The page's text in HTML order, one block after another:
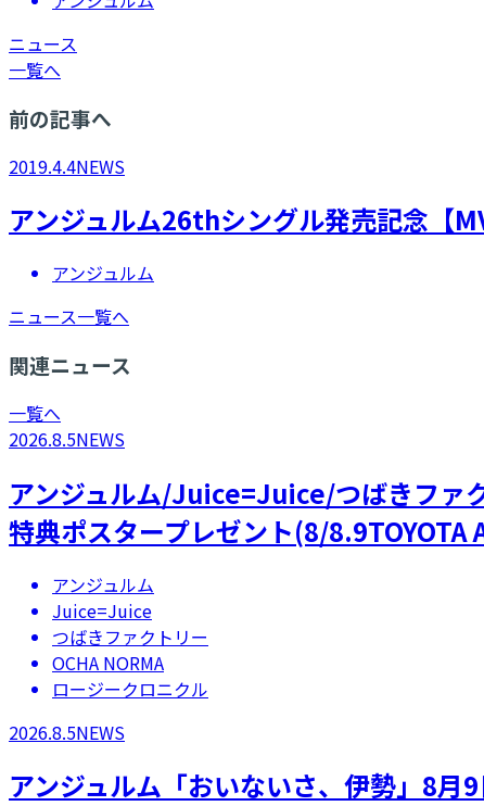
ニュース
一覧へ
前の記事へ
2019.4.4NEWS
アンジュルム26thシングル発売記念【
アンジュルム
ニュース一覧へ
関連ニュース
一覧へ
2026.8.5NEWS
アンジュルム/Juice=Juice/つばきファ
特典ポスタープレゼント(8/8.9TOYOTA
アンジュルム
Juice=Juice
つばきファクトリー
OCHA NORMA
ロージークロニクル
2026.8.5NEWS
アンジュルム「おいないさ、伊勢」8月